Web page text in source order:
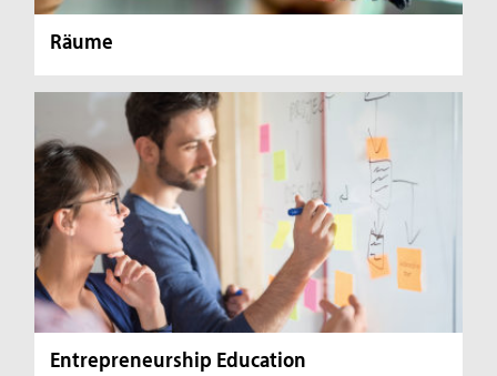
Räume
Entrepreneurship Education